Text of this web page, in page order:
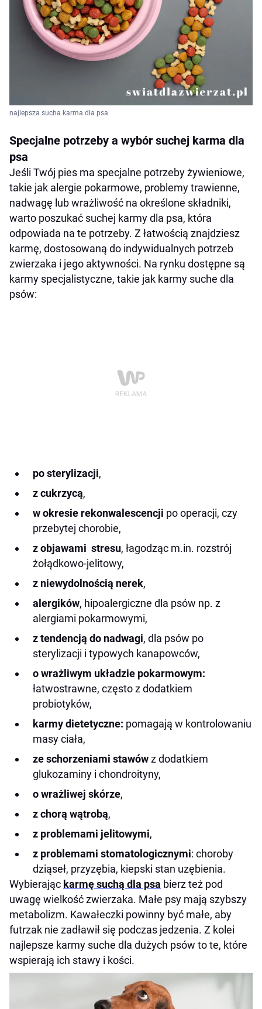
najlepsza sucha karma dla psa
Specjalne potrzeby a wybór suchej karma dla
psa
Jeśli Twój pies ma specjalne potrzeby żywieniowe,
takie jak alergie pokarmowe, problemy trawienne,
nadwagę lub wrażliwość na określone składniki,
warto poszukać suchej karmy dla psa, która
odpowiada na te potrzeby. Z łatwością znajdziesz
karmę, dostosowaną do indywidualnych potrzeb
zwierzaka i jego aktywności. Na rynku dostępne są
karmy specjalistyczne, takie jak karmy suche dla
psów:
po sterylizacji,
z cukrzycą,
w okresie rekonwalescencji po operacji, czy
przebytej chorobie,
z objawami stresu, łagodząc m.in. rozstrój
żołądkowo-jelitowy,
z niewydolnością nerek,
alergików, hipoalergiczne dla psów np. z
alergiami pokarmowymi,
z tendencją do nadwagi, dla psów po
sterylizacji i typowych kanapowców,
o wrażliwym układzie pokarmowym:
łatwostrawne, często z dodatkiem
probiotyków,
karmy dietetyczne: pomagają w kontrolowaniu
masy ciała,
ze schorzeniami stawówz dodatkiem
glukozaminy i chondroityny,
o wrażliwej skórze,
z chorą wątrobą,
z problemami jelitowymi,
z problemami stomatologicznymi: choroby
dziąseł, przyzębia, kiepski stan uzębienia.
Wybierając karmę suchą dla psa bierz też pod
uwagę wielkość zwierzaka. Małe psy mają szybszy
metabolizm. Kawałeczki powinny być małe, aby
futrzak nie zadławił się podczas jedzenia. Z kolei
najlepsze karmy suche dla dużych psów to te, które
wspierają ich stawy i kości.